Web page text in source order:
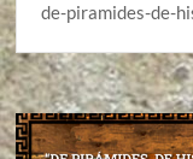
de-piramides-de-